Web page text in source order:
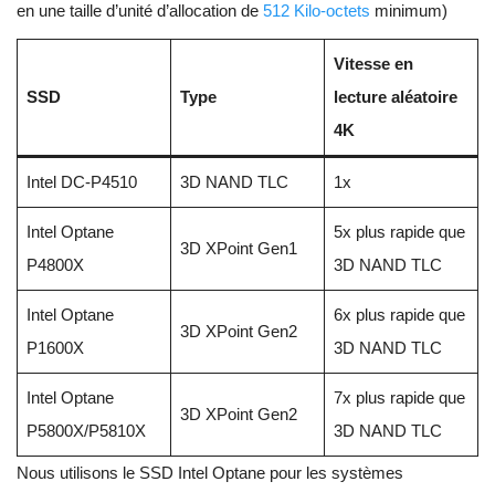
en une taille d’unité d’allocation de 512 Kilo-octets minimum)
SSD Type
Vitesse en
lecture aléatoire
4K
Intel DC-P4510 3D NAND TLC 1x
Intel Optane
P4800X
3D XPoint Gen1
5x plus rapide que
3D NAND TLC
Intel Optane
P1600X
3D XPoint Gen2
6x plus rapide que
3D NAND TLC
Intel Optane
P5800X/P5810X
3D XPoint Gen2
7x plus rapide que
3D NAND TLC
Nous utilisons le SSD Intel Optane pour les systèmes